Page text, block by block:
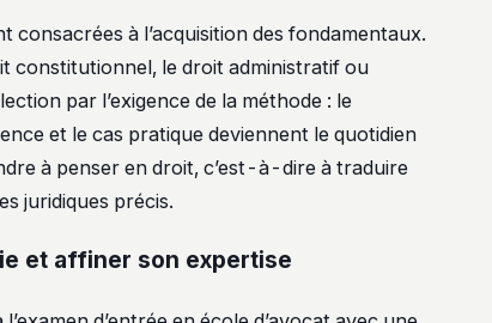
consacrées à l’acquisition des fondamentaux.
constitutionnel, le droit administratif ou
par l’exigence de la méthode : le
et le cas pratique deviennent le quotidien
à penser en droit, c’est-à-dire à traduire
juridiques précis.
et affiner son expertise